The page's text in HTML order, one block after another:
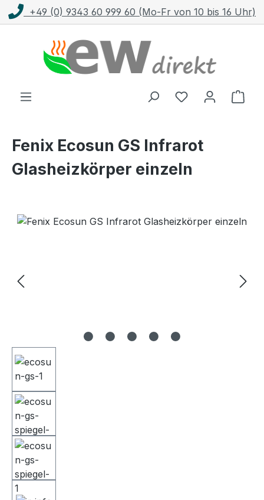
Zum Hauptinhalt springen
+49 (0) 9343 60 999 60 (Mo-Fr von 10 bis 16 Uhr)
Fenix Ecosun GS Infrarot
Glasheizkörper einzeln
Bildergalerie überspringen